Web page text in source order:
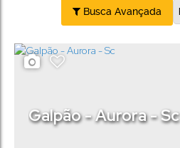
Busca Avançada
Galpão - Aurora - Sc